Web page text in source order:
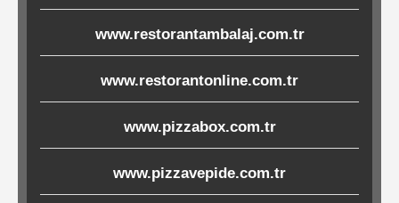
Poşetler
Torbaları
Tepsi
Altlıkları
www.restorantambalaj.com.tr
www.restorantonline.com.tr
www.pizzabox.com.tr
www.pizzavepide.com.tr